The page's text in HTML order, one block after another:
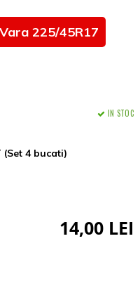
225/45R17
(Set 4 bucati)
IN STOC
14,00 LEI